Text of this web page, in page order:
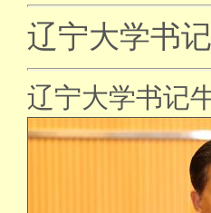
辽宁大学书
辽宁大学书记